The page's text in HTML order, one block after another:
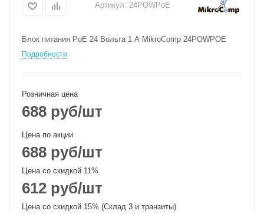
Артикул: 24POWPoE
Блок питания PoE 24 Вольта 1 А MikroComp 24POWPOE
Подробности
Розничная цена
688 руб/шт
Цена по акции
688 руб/шт
Цена со скидкой 11%
612 руб/шт
Цена со скидкой 15% (Склад 3 и транзиты)